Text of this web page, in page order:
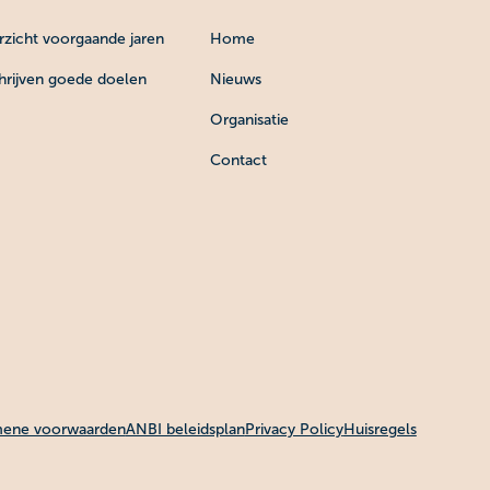
voorgaande jaren
goede doelen
Home
Nieuws
Organisatie
Contact
voorwaardenANBI beleidsplanPrivacy PolicyHuisregels